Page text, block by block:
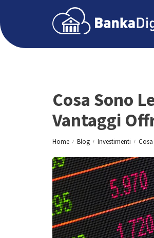
Cosa Sono
Vantaggi
Home Blog Investimenti